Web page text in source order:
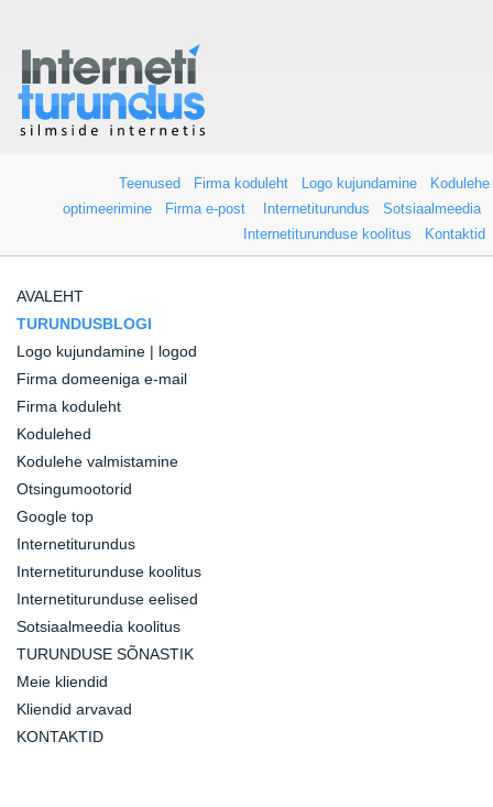
Teenused Firma koduleht Logo kujundamine
Kodulehe
optimeerimine
Firma e-post Internetiturundus
Sotsiaalmeedia
Internetiturunduse koolitus
Kontaktid
AVALEHT
TURUNDUSBLOGI
Logo kujundamine | logod
Firma domeeniga e-mail
Firma koduleht
Kodulehed
Kodulehe valmistamine
Otsingumootorid
Google top
Internetiturundus
Internetiturunduse koolitus
Internetiturunduse eelised
Sotsiaalmeedia koolitus
TURUNDUSE SÕNASTIK
Meie kliendid
Kliendid arvavad
KONTAKTID